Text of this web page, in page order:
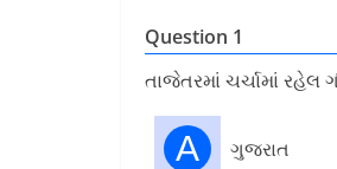
Question 1
તાજેતરમાં ચર્ચામાં રહેલ
A ગુજરાત